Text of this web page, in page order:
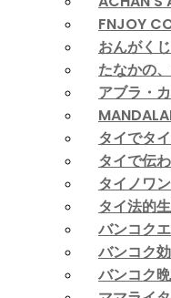
FNJOY
おんがく
たなかの
アブラ・
タイでタ
タイで伝
タイノワ
タイ法的
バンコク
バンコク
バンコク